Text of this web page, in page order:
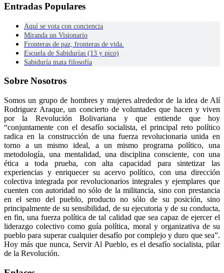
Entradas Populares
Aquí se vota con conciencia
Miranda un Visionario
Fronteras de paz, fronteras de vida.
Escuela de Sabidurías (13 y pico)
Sabiduría mata filosofía
Sobre Nosotros
Somos un grupo de hombres y mujeres alrededor de la idea de Alí
Rodriguez Araque, un concierto de voluntades que hacen y viven
por la Revolución Bolivariana y que entiende que hoy
“conjuntamente con el desafío socialista, el principal reto político
radica en la construcción de una fuerza revolucionaria unida en
torno a un mismo ideal, a un mismo programa político, una
metodología, una mentalidad, una disciplina consciente, con una
ética a toda prueba, con alta capacidad para sintetizar las
experiencias y enriquecer su acervo político, con una dirección
colectiva integrada por revolucionarios integrales y ejemplares que
cuenten con autoridad no sólo de la militancia, sino con prestancia
en el seno del pueblo, producto no sólo de su posición, sino
principalmente de su sensibilidad, de su ejecutoria y de su conducta,
en fin, una fuerza política de tal calidad que sea capaz de ejercer el
liderazgo colectivo como guía política, moral y organizativa de su
pueblo para superar cualquier desafío por complejo y duro que sea”.
Hoy más que nunca, Servir Al Pueblo, es el desafío socialista, pilar
de la Revolución.